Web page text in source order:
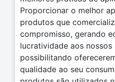
Proporcionar o melhor
produtos que
compromisso, gerando
lucratividade aos nossos
possibilitando
qualidade ao seu